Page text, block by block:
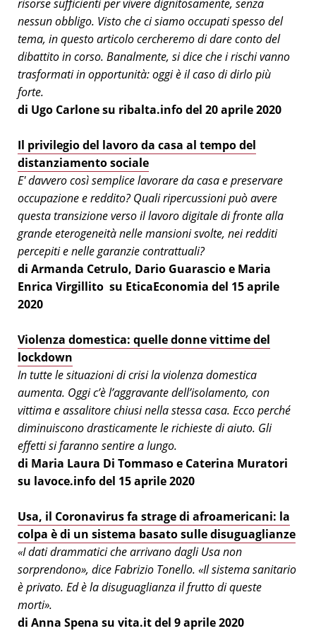
risorse sufficienti per vivere dignitosamente, senza
nessun obbligo. Visto che ci siamo occupati spesso del
tema, in questo articolo cercheremo di dare conto del
dibattito in corso. Banalmente, si dice che i rischi vanno
trasformati in opportunità: oggi è il caso di dirlo più
forte.
di Ugo Carlone su ribalta.info del 20 aprile 2020
Il privilegio del lavoro da casa al tempo del
distanziamento sociale
E' davvero così semplice lavorare da casa e preservare
occupazione e reddito? Quali ripercussioni può avere
questa transizione verso il lavoro digitale di fronte alla
grande eterogeneità nelle mansioni svolte, nei redditi
percepiti e nelle garanzie contrattuali?
di Armanda Cetrulo, Dario Guarascio e Maria
Enrica Virgillito su EticaEconomia del 15 aprile
2020
Violenza domestica: quelle donne vittime del
lockdown
In tutte le situazioni di crisi la violenza domestica
aumenta. Oggi c’è l’aggravante dell’isolamento, con
vittima e assalitore chiusi nella stessa casa. Ecco perché
diminuiscono drasticamente le richieste di aiuto. Gli
effetti si faranno sentire a lungo.
di Maria Laura Di Tommaso e Caterina Muratori
su lavoce.info del 15 aprile 2020
Usa, il Coronavirus fa strage di afroamericani: la
colpa è di un sistema basato sulle disuguaglianze
«I dati drammatici che arrivano dagli Usa non
sorprendono», dice Fabrizio Tonello. «Il sistema sanitario
è privato. Ed è la disuguaglianza il frutto di queste
morti».
di Anna Spena su vita.it del 9 aprile 2020